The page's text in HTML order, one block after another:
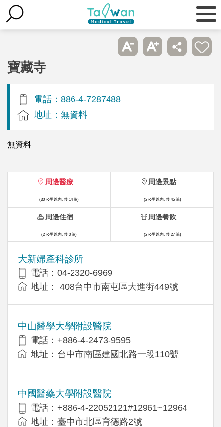
寶藏寺
電話：886-4-7287488
地址：無資料
無資料
周邊醫療
(30 公里以內, 共 14 筆)
大新婦產科診所
電話：04-2320-6969
地址： 408台中市南屯區大進街449號
中山醫學大學附設醫院
電話：+886-4-2473-9595
地址：台中市南區建國北路一段110號
中國醫藥大學附設醫院
電話：+886-4-22052121#12961~12964
地址：臺中市北區育德路2號
周邊景點
(2 公里以內, 共 45 筆)
周邊住宿
(2 公里以內, 共 0 筆)
周邊餐飲
(2 公里以內, 共 27 筆)